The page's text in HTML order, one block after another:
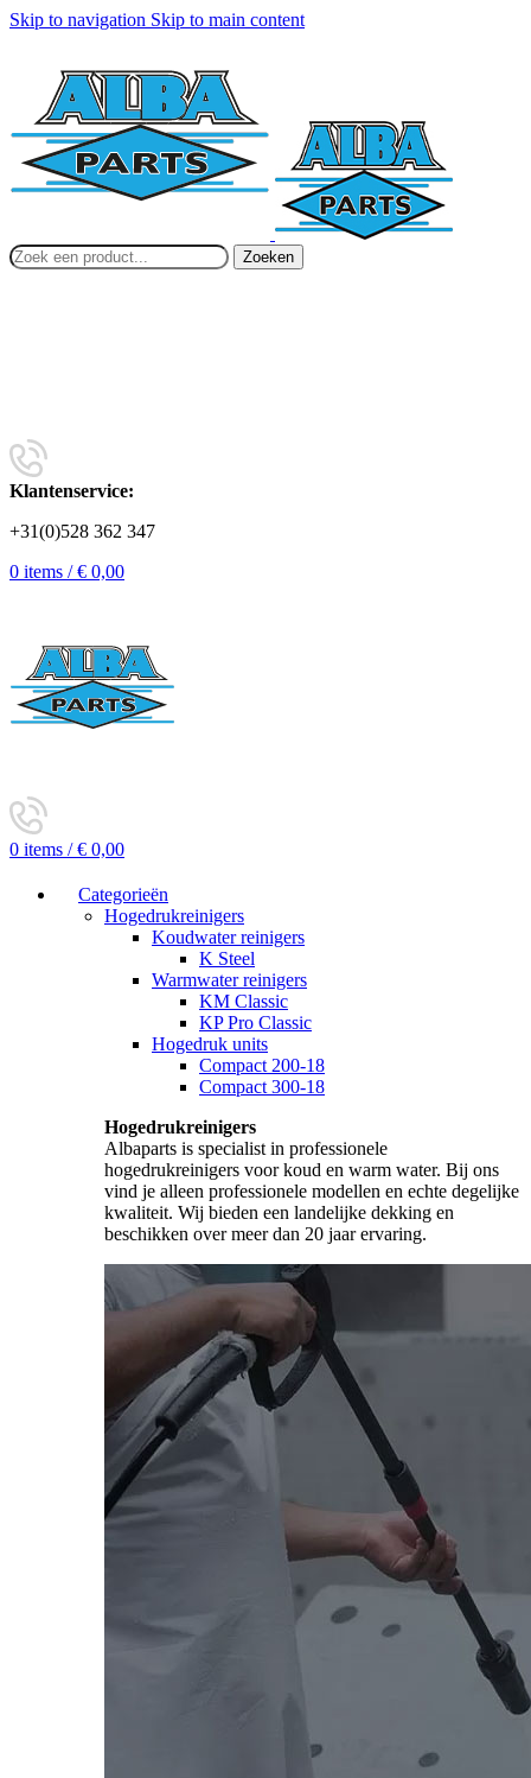
Skip to navigation Skip to main content
Zoeken
Klantenservice:
+31(0)528 362 347
0 items / € 0,00
0 items / € 0,00
Categorieën
Hogedrukreinigers
Koudwater reinigers
K Steel
Warmwater reinigers
KM Classic
KP Pro Classic
Hogedruk units
Compact 200-18
Compact 300-18
Hogedrukreinigers
Albaparts is specialist in professionele
hogedrukreinigers voor koud en warm water. Bij ons
vind je alleen professionele modellen en echte degelijke
kwaliteit. Wij bieden een landelijke dekking en
beschikken over meer dan 20 jaar ervaring.